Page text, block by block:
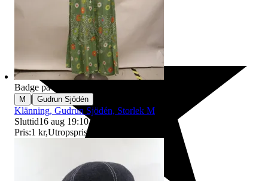
Badge på objektet:
M | Gudrun Sjödén
Klänning, Gudrun Sjödén, Storlek M
Sluttid16 aug 19:10.
Pris:1 kr,Utropspris.